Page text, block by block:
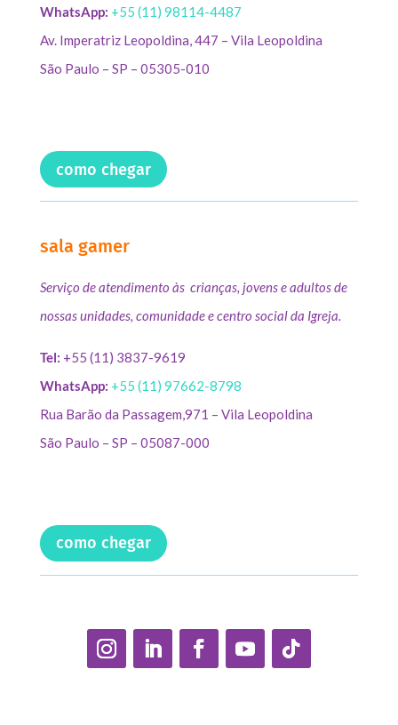
WhatsApp: +55 (11) 98114-4487
Av. Imperatriz Leopoldina, 447 – Vila Leopoldina
São Paulo – SP – 05305-010
como chegar
sala gamer
Serviço de atendimento às crianças, jovens e adultos de
nossas unidades, comunidade e centro social da Igreja.
Tel: +55 (11) 3837-9619
WhatsApp: +55 (11) 97662-8798
Rua Barão da Passagem,971 – Vila Leopoldina
São Paulo – SP – 05087-000
como chegar